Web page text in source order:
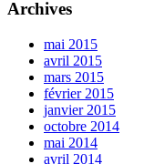
Archives
mai 2015
avril 2015
mars 2015
février 2015
janvier 2015
octobre 2014
mai 2014
avril 2014